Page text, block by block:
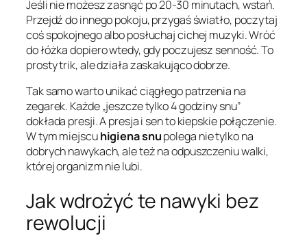
Jeśli nie możesz zasnąć po 20-30 minutach, wstań.
Przejdź do innego pokoju, przygaś światło, poczytaj
coś spokojnego albo posłuchaj cichej muzyki. Wróć
do łóżka dopiero wtedy, gdy poczujesz senność. To
prosty trik, ale działa zaskakująco dobrze.
Tak samo warto unikać ciągłego patrzenia na
zegarek. Każde „jeszcze tylko 4 godziny snu”
dokłada presji. A presja i sen to kiepskie połączenie.
W tym miejscuhigiena snupolega nie tylko na
dobrych nawykach, ale też na odpuszczeniu walki,
której organizm nie lubi.
Jak wdrożyć te nawyki bez
rewolucji